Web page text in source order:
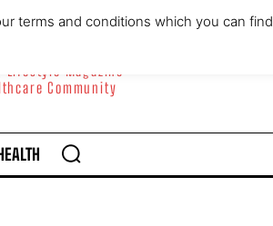
Lifestyle Magazine
Community
terms and conditions which you can find